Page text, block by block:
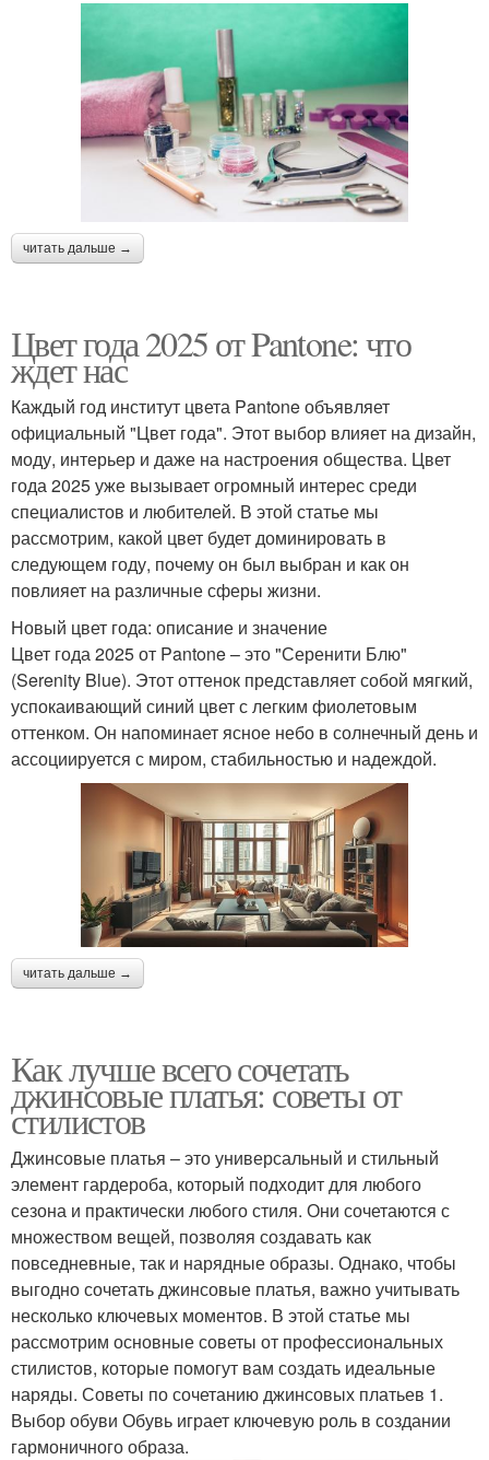
читать дальше →
Цвет года 2025 от Pantone: что
ждет нас
Каждый год институт цвета Pantone объявляет
официальный "Цвет года". Этот выбор влияет на дизайн,
моду, интерьер и даже на настроения общества. Цвет
года 2025 уже вызывает огромный интерес среди
специалистов и любителей. В этой статье мы
рассмотрим, какой цвет будет доминировать в
следующем году, почему он был выбран и как он
повлияет на различные сферы жизни.
Новый цвет года: описание и значение
Цвет года 2025 от Pantone – это "Серенити Блю"
(Serenity Blue). Этот оттенок представляет собой мягкий,
успокаивающий синий цвет с легким фиолетовым
оттенком. Он напоминает ясное небо в солнечный день и
ассоциируется с миром, стабильностью и надеждой.
читать дальше →
Как лучше всего сочетать
джинсовые платья: советы от
стилистов
Джинсовые платья – это универсальный и стильный
элемент гардероба, который подходит для любого
сезона и практически любого стиля. Они сочетаются с
множеством вещей, позволяя создавать как
повседневные, так и нарядные образы. Однако, чтобы
выгодно сочетать джинсовые платья, важно учитывать
несколько ключевых моментов. В этой статье мы
рассмотрим основные советы от профессиональных
стилистов, которые помогут вам создать идеальные
наряды. Советы по сочетанию джинсовых платьев 1.
Выбор обуви Обувь играет ключевую роль в создании
гармоничного образа.